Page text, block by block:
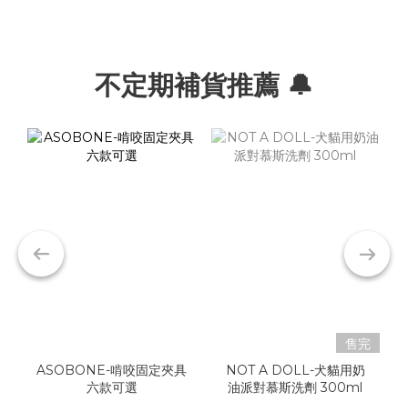
不定期補貨推薦 🔔
ASOBONE-啃咬固定夾具
六款可選
售完
NOT A DOLL-犬貓用奶
油派對慕斯洗劑 300ml